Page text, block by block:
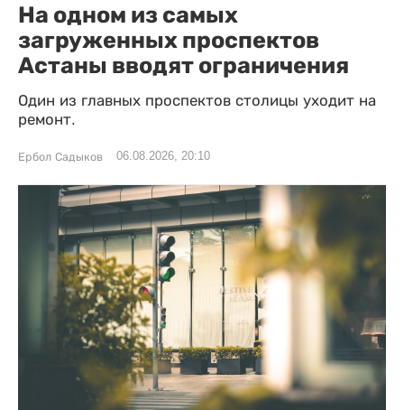
На одном из самых
загруженных проспектов
Астаны вводят ограничения
Один из главных проспектов столицы уходит на
ремонт.
Ербол Садыков 06.08.2026, 20:10